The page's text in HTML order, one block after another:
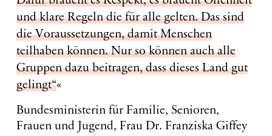
und klare Regeln die für alle gelten. Das sind
die Voraussetzungen, damit Menschen
teilhaben können. Nur so können auch alle
Gruppen dazu beitragen, dass dieses Land gut
gelingt“
Bundesministerin für Familie, Senioren,
Frauen und Jugend, Frau Dr. Franziska Giffey